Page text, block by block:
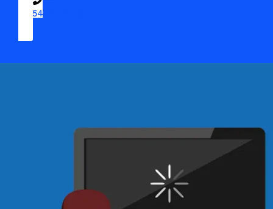
09 54 37 04 03